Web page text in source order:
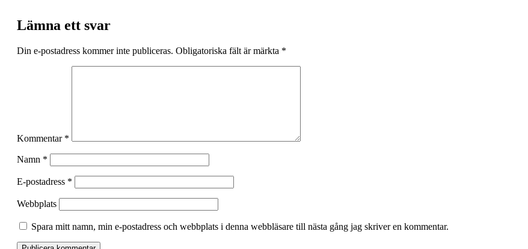
Lämna ett svar
Din e-postadress kommer inte publiceras. Obligatoriska fält är märkta *
Kommentar *
Namn *
E-postadress *
Webbplats
Spara mitt namn, min e-postadress och webbplats i denna webbläsare till nästa gång jag skriver en kommentar.